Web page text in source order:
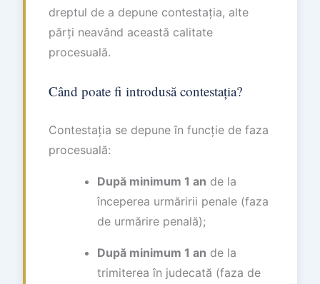
dreptul de a depune contestația, alte
părți neavând această calitate
procesuală.
Când poate fi introdusă contestația?
Contestația se depune în funcție de faza
procesuală:
După minimum 1 an de la
începerea urmăririi penale (faza
de urmărire penală);
După minimum 1 an de la
trimiterea în judecată (faza de